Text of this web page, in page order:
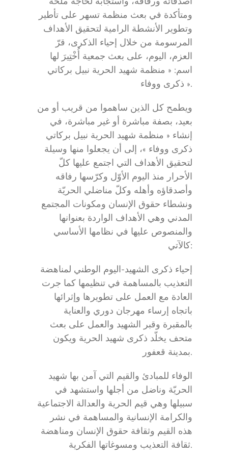
ومتأكدة في بعث منظمة تسهر على تأطير
وتطوير الأنشطة الرامية لتحقيق الأهداف
المرسومة من خلال إحياء الذكرى، قرّ
العزم، اليوم، على بعث جمعية أُخْتِيرَ لها
اسم: « منظمة شهيد الحرية نبيل بركاتي
ذكرى ووفاء ».
ويطمح كل الذين ساهموا من قريب أو من
بعيد، بصفة مباشرة أو غير مباشرة، في
إنشاء « منظمة شهيد الحرية نبيل بركاتي
ذكرى ووفاء »، إلى أن يجعلوا منها وسيلة
لتحقيق الأهداف التي اجتمع عليها كلّ
الأحرار منذ اليوم الأوّل وكرّسها رفاقه
وأصدقاؤه وأهله وكلّ مناضلي الحريّة
ونشطاء حقوق الإنسان ومكونات المجتمع
المدني وهي الأهداف الواردة بعنوانها
والمنصوص عليها في نظامها الأساسي
كالآتي:
إحياء ذكرى الشهيد-اليوم الوطني لمناهضة
التعذيب بالمساهمة في تنظيمها كما جرت
العادة مع العمل على تطويرها وإثرائها
باتجاه إرساء مهرجان دوري والعناية
بالمقبرة وقبر الشهيد والعمل على بعث
متحف يخلّد ذكرى شهيد الحرية ويكون
بمدينة قعفور.
الوفاء للمبادئ والقيم التي آمن بها شهيد
الحريّة وناضل من أجلها واستشهد في
سبيلها وهي قيم الحرية والعدالة الاجتماعية
والكرامة الإنسانية والمساهمة في نشر
هذه القيم وثقافة حقوق الإنسان ومناهضة
ثقافة التعذيب ومسوغاتها الفكرية.